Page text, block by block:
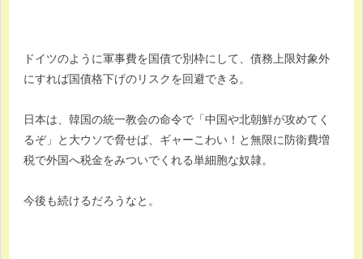
ドイツのように軍事費を国債で別枠にして、債務上限対象外
にすれば国債格下げのリスクを回避できる。
日本は、韓国の統一教会の命令で「中国や北朝鮮が攻めてく
るぞ」と大ウソで脅せば、ギャーこわい！と無限に防衛費増
税で外国へ税金をみついでくれる単細胞な奴隷。
今後も続けるだろうなと。